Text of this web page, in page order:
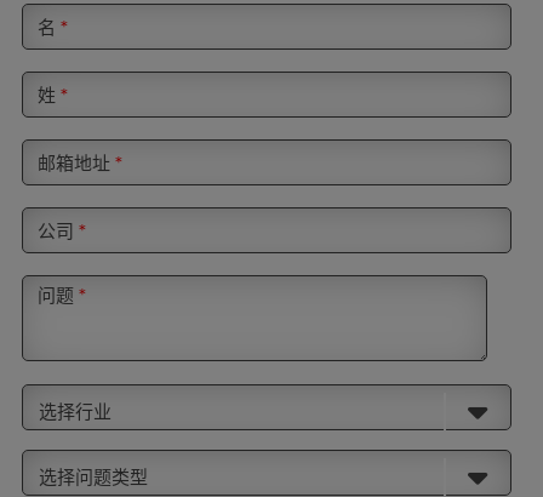
名 *
姓 *
邮箱地址 *
公司 *
问题*
选择行业
选择问题类型